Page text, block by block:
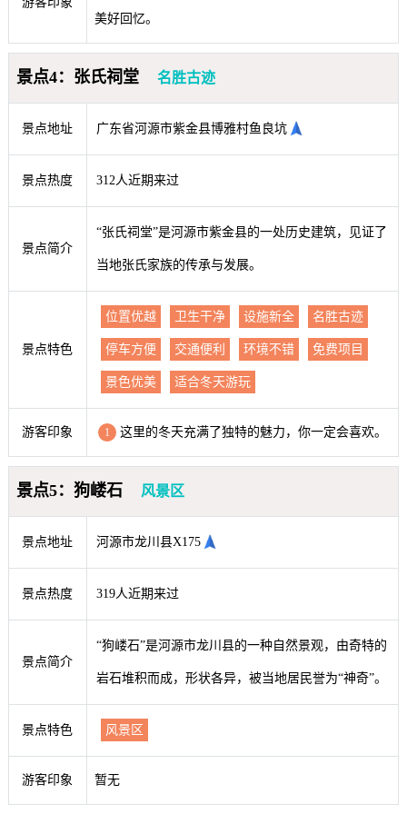
美好回忆。
景点4：张氏祠堂 名胜古迹
景点地址 广东省河源市紫金县博雅村鱼良坑
景点热度 312人近期来过
景点简介
“张氏祠堂”是河源市紫金县的一处历史建筑，见证了
当地张氏家族的传承与发展。
景点特色
位置优越 卫生干净 设施新全 名胜古迹
停车方便 交通便利 环境不错 免费项目
景色优美 适合冬天游玩
游客印象 1 这里的冬天充满了独特的魅力，你一定会喜欢。
景点5：狗嵝石 风景区
景点地址 河源市龙川县X175
景点热度 319人近期来过
景点简介
“狗嵝石”是河源市龙川县的一种自然景观，由奇特的
岩石堆积而成，形状各异，被当地居民誉为“神奇”。
景点特色 风景区
游客印象 暂无